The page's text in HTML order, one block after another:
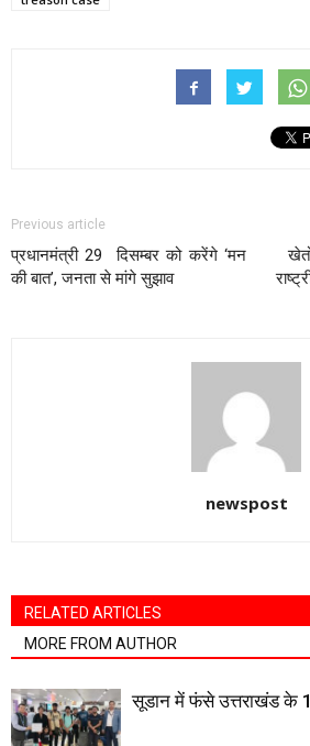
Previous article
प्रधानमंत्री 29 दिसम्बर को करेंगे ‘मन
की बात’, जनता से मांगे सुझाव
newspost
RELATED ARTICLES
MORE FROM AUTHOR
सूडान में फंसे उत्तराखंड के